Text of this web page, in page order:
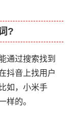
?
通过搜索找到
抖音上找用户
如，小米手
样的。